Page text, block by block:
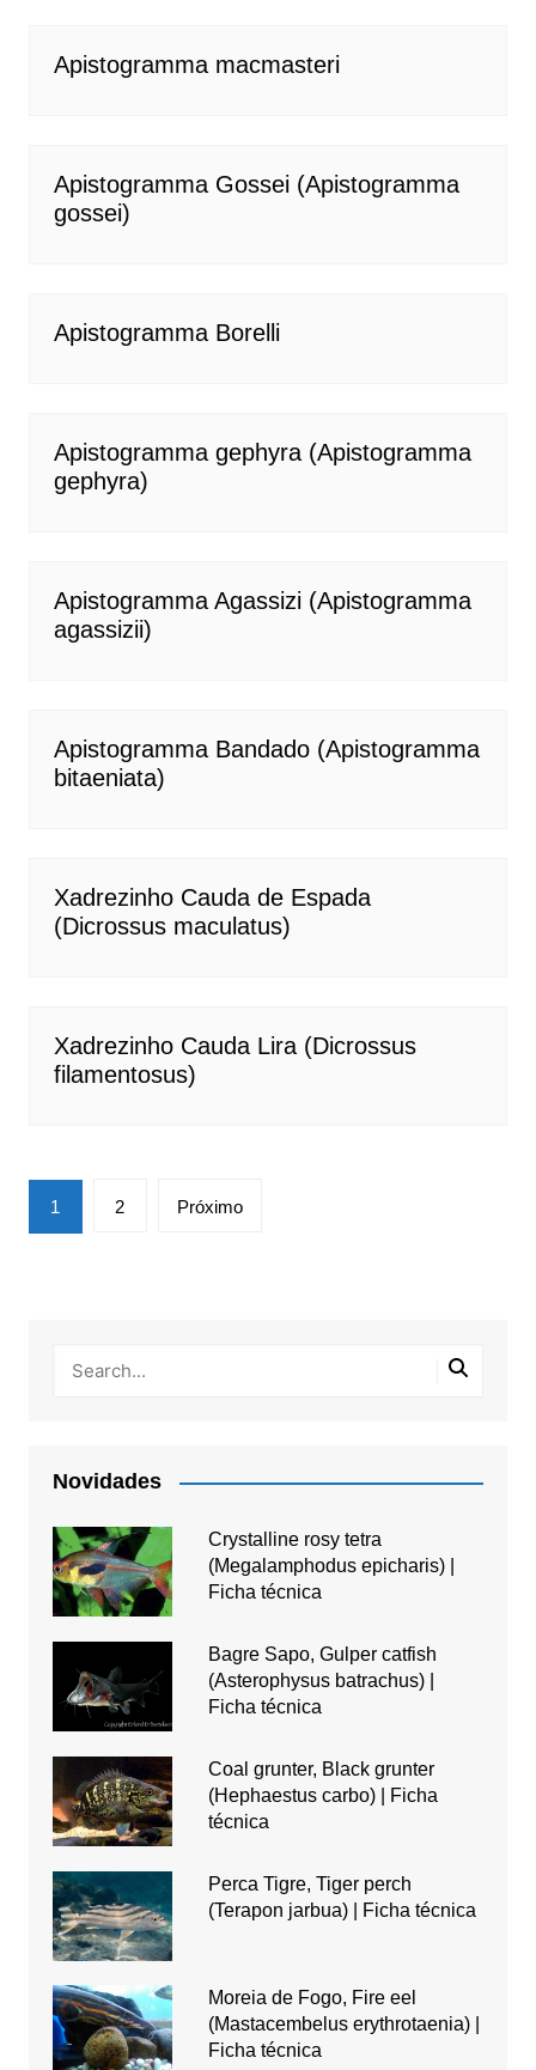
Apistogramma macmasteri
Apistogramma Gossei (Apistogramma
gossei)
Apistogramma Borelli
Apistogramma gephyra (Apistogramma
gephyra)
Apistogramma Agassizi (Apistogramma
agassizii)
Apistogramma Bandado (Apistogramma
bitaeniata)
Xadrezinho Cauda de Espada
(Dicrossus maculatus)
Xadrezinho Cauda Lira (Dicrossus
filamentosus)
Paginação
de
1 2 Próximo
Novidades
Crystalline rosy tetra
(Megalamphodus epicharis) |
Ficha técnica
Bagre Sapo, Gulper catfish
(Asterophysus batrachus) |
Ficha técnica
Coal grunter, Black grunter
(Hephaestus carbo) | Ficha
técnica
Perca Tigre, Tiger perch
(Terapon jarbua) | Ficha técnica
Moreia de Fogo, Fire eel
(Mastacembelus erythrotaenia) |
Ficha técnica